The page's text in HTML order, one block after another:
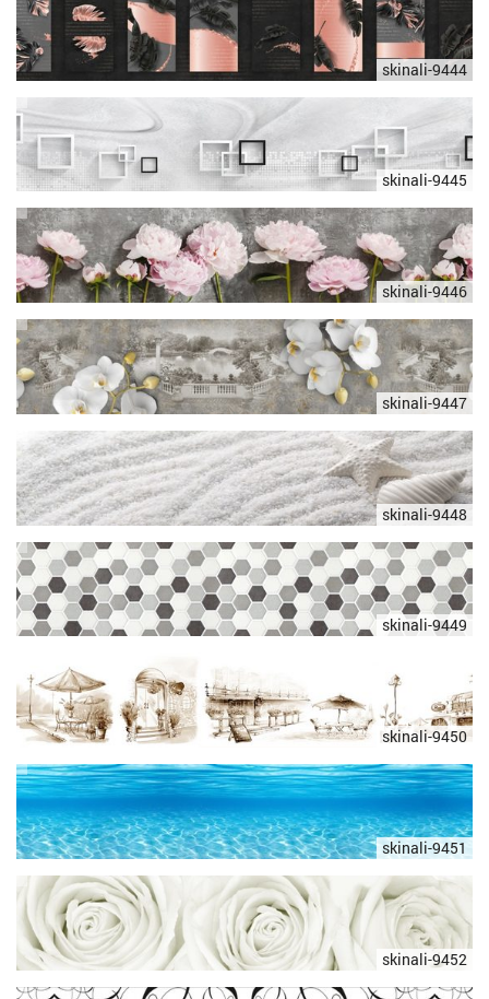
skinali-9444
skinali-9445
skinali-9446
skinali-9447
skinali-9448
skinali-9449
skinali-9450
skinali-9451
skinali-9452